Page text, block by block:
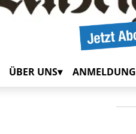
ÜBER UNS ANMELDUNG